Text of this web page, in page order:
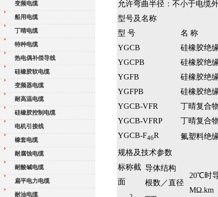
变频电缆
船用电缆
丁晴电缆
特种电缆
热电偶补偿导线
硅橡胶软电缆
变频器电缆
耐高温电缆
硅橡胶控制电缆
电机引接线
橡套电缆
耐腐蚀电缆
耐酸碱电缆
扁平电力电缆
耐油电缆
允许弯曲半径：不小于电缆
型号及名称
型 号
名 称
YGCB
硅橡胶绝
YGCPB
硅橡胶绝
YGFB
硅橡胶绝
YGFPB
硅橡胶绝
YGCB-VFR
丁晴复合
YGCB-VFRP
丁晴复合
YGCB-F46R
氟塑料绝
规格及技术参数
标称截
面
导体结构
根数／直径
20℃时
MΩ.km